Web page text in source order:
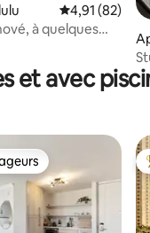
Évaluation
4,91 (82)
à quelques
et avec
les plus appréciés